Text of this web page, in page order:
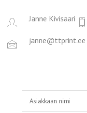
Janne Kivisaari
janne@ttprint.ee